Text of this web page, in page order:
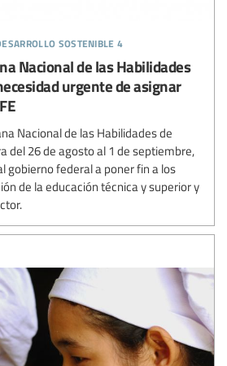
sostenible 4
Nacional de las Habilidades
urgente de asignar
Nacional de las Habilidades de
del 26 de agosto al 1 de septiembre,
gobierno federal a poner fin a los
de la educación técnica y superior y